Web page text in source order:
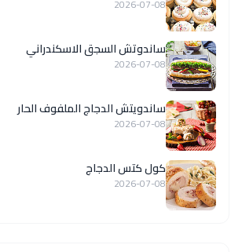
2026-07-08
ساندوتش السجق الاسكندراني
2026-07-08
ساندويتش الدجاج الملفوف الحار
2026-07-08
كول كتس الدجاج
2026-07-08